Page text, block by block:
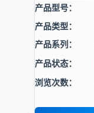
产品型号：
产品类型：
产品系列：
产品状态：
浏览次数：